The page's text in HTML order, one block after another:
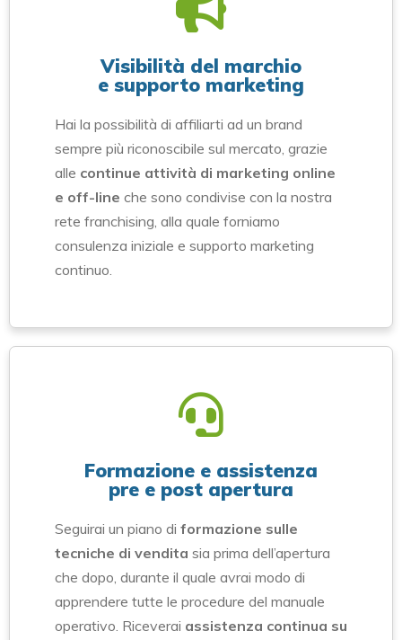
Visibilità del marchio
e supporto marketing
Hai la possibilità di affiliarti ad un brand
sempre più riconoscibile sul mercato, grazie
alle continue attività di marketing online
e off-line che sono condivise con la nostra
rete franchising, alla quale forniamo
consulenza iniziale e supporto marketing
continuo.
Formazione e assistenza
pre e post apertura
Seguirai un piano di formazione sulle
tecniche di vendita sia prima dell’apertura
che dopo, durante il quale avrai modo di
apprendere tutte le procedure del manuale
operativo. Riceverai assistenza continua su